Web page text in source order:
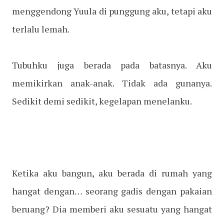
menggendong Yuula di punggung aku, tetapi aku
terlalu lemah.
Tubuhku juga berada pada batasnya. Aku
memikirkan anak-anak. Tidak ada gunanya.
Sedikit demi sedikit, kegelapan menelanku.
Ketika aku bangun, aku berada di rumah yang
hangat dengan… seorang gadis dengan pakaian
beruang? Dia memberi aku sesuatu yang hangat